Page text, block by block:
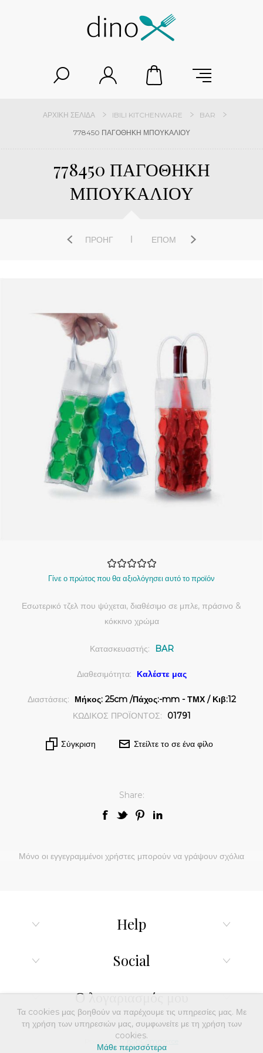
ΑΡΧΙΚΉ ΣΕΛΊΔΑ IBILI KITCHENWARE
BAR
778450 ΠΑΓΟΘΗΚΗ ΜΠΟΥΚΑΛΙΟΥ
778450 ΠΑΓΟΘΗΚΗ
ΜΠΟΥΚΑΛΙΟΥ
ΠΡΟΗΓ ΕΠΌΜ
Γίνε ο πρώτος που θα αξιολόγησει αυτό το προϊόν
Εσωτερικό τζελ που ψύχεται, διαθέσιμο σε μπλε, πράσινο &
κόκκινο χρώμα
Κατασκευαστής: BAR
Διαθεσιμότητα: Καλέστε μας
Διαστάσεις:
Μήκος: 25cm /Πάχος:-mm - ΤΜΧ / Κιβ:12
ΚΩΔΙΚΟΣ ΠΡΟΪΟΝΤΟΣ:
01791
Σύγκριση Στείλτε το σε ένα φίλο
Share:
Μόνο οι εγγεγραμμένοι χρήστες μπορούν να γράψουν σχόλια
Help
Social
Ο λογαριασμός μου
Powered by nopCommerce
Τα cookies μας βοηθούν να παρέχουμε τις υπηρεσίες μας. Με
τη χρήση των υπηρεσιών μας, συμφωνείτε με τη χρήση των
cookies.
Μάθε περισσότερα